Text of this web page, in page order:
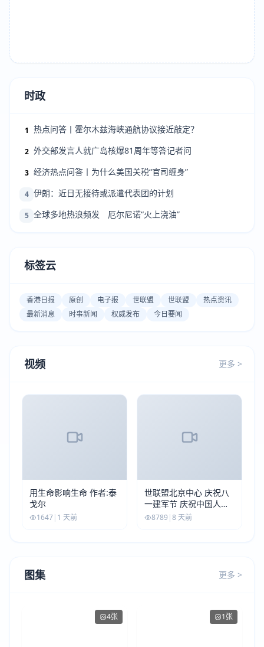
时政
1 热点问答丨霍尔木兹海峡通航协议接近敲定？
2 外交部发言人就广岛核爆81周年等答记者问
3 经济热点问答丨为什么美国关税“官司缠身”
4 伊朗：近日无接待或派遣代表团的计划
5 全球多地热浪频发 厄尔尼诺“火上浇油”
标签云
香港日报 原创 电子报 世联盟 世联盟
热点资讯
最新消息
时事新闻 权威发布 今日要闻
视频 更多 >
用生命影响生命 作者:泰
戈尔
1647| 1 天前
世联盟北京中心 庆祝八
一建军节 庆祝中国人民
解放军建军99周年
8789 |8 天前
图集 更多 >
4张 1张